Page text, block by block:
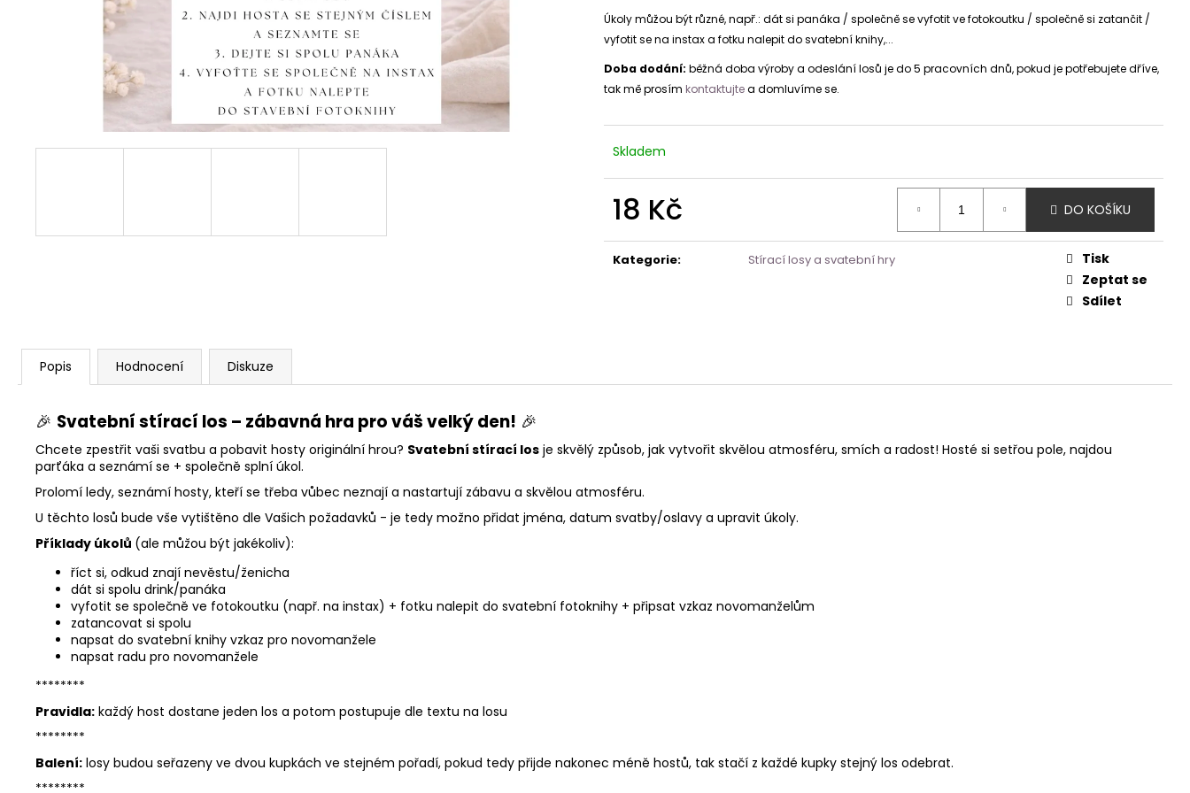
Úkoly můžou být různé, např.: dát si panáka / společně se vyfotit ve fotokoutku / společně si zatančit /
vyfotit se na instax a fotku nalepit do svatební knihy,...
Doba dodání: běžná doba výroby a odeslání losů je do 5 pracovních dnů, pokud je potřebujete dříve,
tak mě prosím kontaktujtea domluvíme se.
Skladem
18 Kč DO KOŠÍKU
Kategorie: Stírací losy a svatební hry
Tisk
Zeptat se
Sdílet
Popis Hodnocení Diskuze
🎉 Svatební stírací los – zábavná hra pro váš velký den! 🎉
Chcete zpestřit vaši svatbu a pobavit hosty originální hrou? Svatební stírací los je skvělý způsob, jak vytvořit skvělou atmosféru, smích a radost! Hosté si setřou pole, najdou
parťáka a seznámí se + společně splní úkol.
Prolomí ledy, seznámí hosty, kteří se třeba vůbec neznají a nastartují zábavu a skvělou atmosféru.
U těchto losů bude vše vytištěno dle Vašich požadavků - je tedy možno přidat jména, datum svatby/oslavy a upravit úkoly.
Příklady úkolů (ale můžou být jakékoliv):
říct si, odkud znají nevěstu/ženicha
dát si spolu drink/panáka
vyfotit se společně ve fotokoutku (např. na instax) + fotku nalepit do svatební fotoknihy + připsat vzkaz novomanželům
zatancovat si spolu
napsat do svatební knihy vzkaz pro novomanžele
napsat radu pro novomanžele
********
Pravidla: každý host dostane jeden los a potom postupuje dle textu na losu
********
Balení: losy budou seřazeny ve dvou kupkách ve stejném pořadí, pokud tedy přijde nakonec méně hostů, tak stačí z každé kupky stejný los odebrat.
********